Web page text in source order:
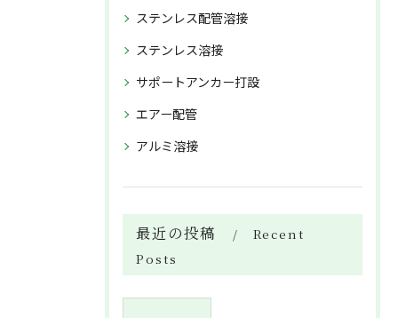
ステンレス配管溶接
ステンレス溶接
サポートアンカー打設
エアー配管
アルミ溶接
最近の投稿
Recent
Posts